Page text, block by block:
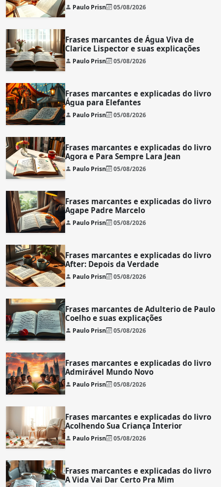
Paulo Prisn 05/08/2026
Frases marcantes de Água Viva de
Clarice Lispector e suas explicações
Paulo Prisn 05/08/2026
Frases marcantes e explicadas do livro
Água para Elefantes
Paulo Prisn 05/08/2026
Frases marcantes e explicadas do livro
Agora e Para Sempre Lara Jean
Paulo Prisn 05/08/2026
Frases marcantes e explicadas do livro
Agape Padre Marcelo
Paulo Prisn 05/08/2026
Frases marcantes e explicadas do livro
After: Depois da Verdade
Paulo Prisn 05/08/2026
Frases marcantes de Adulterio de Paulo
Coelho e suas explicações
Paulo Prisn 05/08/2026
Frases marcantes e explicadas do livro
Admirável Mundo Novo
Paulo Prisn 05/08/2026
Frases marcantes e explicadas do livro
Acolhendo Sua Criança Interior
Paulo Prisn 05/08/2026
Frases marcantes e explicadas do livro
A Vida Vai Dar Certo Pra Mim